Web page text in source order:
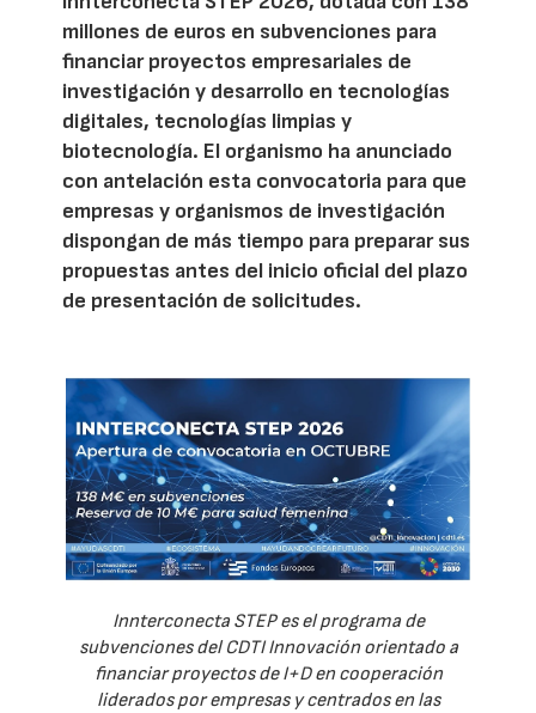
millones de euros en subvenciones para
financiar proyectos empresariales de
investigación y desarrollo en tecnologías
digitales, tecnologías limpias y
biotecnología. El organismo ha anunciado
con antelación esta convocatoria para que
empresas y organismos de investigación
dispongan de más tiempo para preparar sus
propuestas antes del inicio oficial del plazo
de presentación de solicitudes.
Innterconecta STEP es el programa de
subvenciones del CDTI Innovación orientado a
financiar proyectos de I+D en cooperación
liderados por empresas y centrados en las